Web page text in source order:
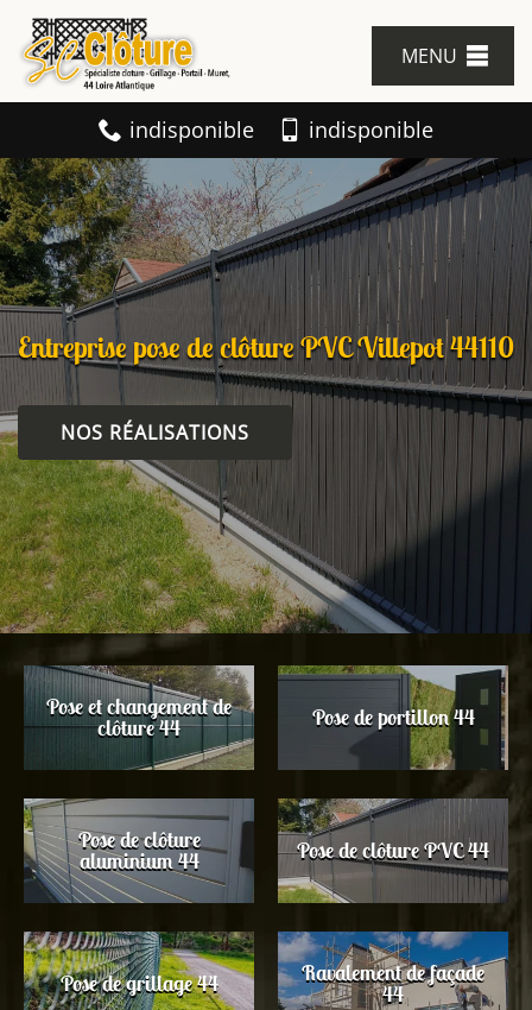
MENU
indisponible indisponible
Entreprise pose de clôture PVC Villepot 44110
NOS RÉALISATIONS
Pose et changement de
clôture 44 Pose de portillon 44
Pose de clôture
aluminium 44 Pose de clôture PVC 44
Pose de grillage 44 Ravalement de façade
44